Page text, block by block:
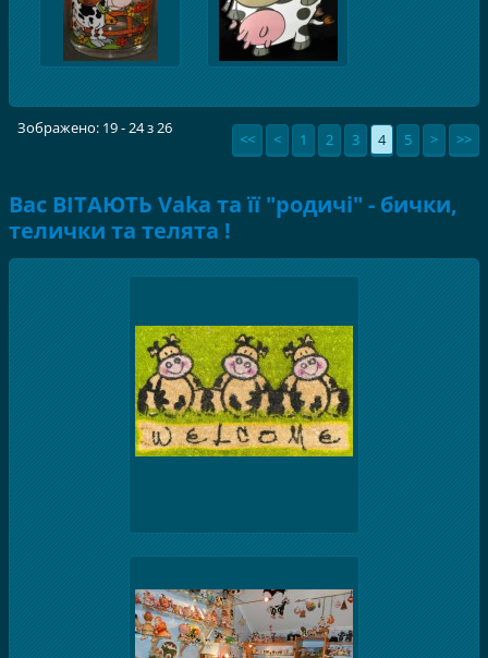
Зображено: 19 - 24 з 26
<< < 1 2 3 4 5 > >>
Вас ВІТАЮТЬ Vaka та її "родичі" - бички,
телички та телята !